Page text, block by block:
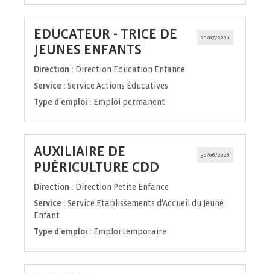
20/07/2026
EDUCATEUR - TRICE DE
JEUNES ENFANTS
fenêtre)
Direction : Direction Education Enfance
Service : Service Actions Éducatives
Type d'emploi : Emploi permanent
30/06/2026
AUXILIAIRE DE
PUÉRICULTURE CDD
fenêtre)
Direction : Direction Petite Enfance
Service : Service Etablissements d'Accueil du Jeune
Enfant
Type d'emploi : Emploi temporaire